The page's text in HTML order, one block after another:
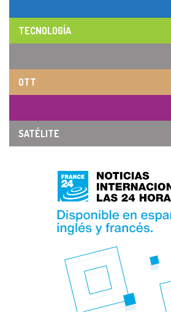
TECNOLOGÍA
OTT
SATÉLITE